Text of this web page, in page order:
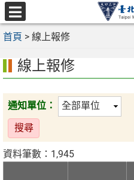
跳
至
主
容
區
選
單
首頁 > 線上報修
線上報修
通知單位：
資料筆數：1,945